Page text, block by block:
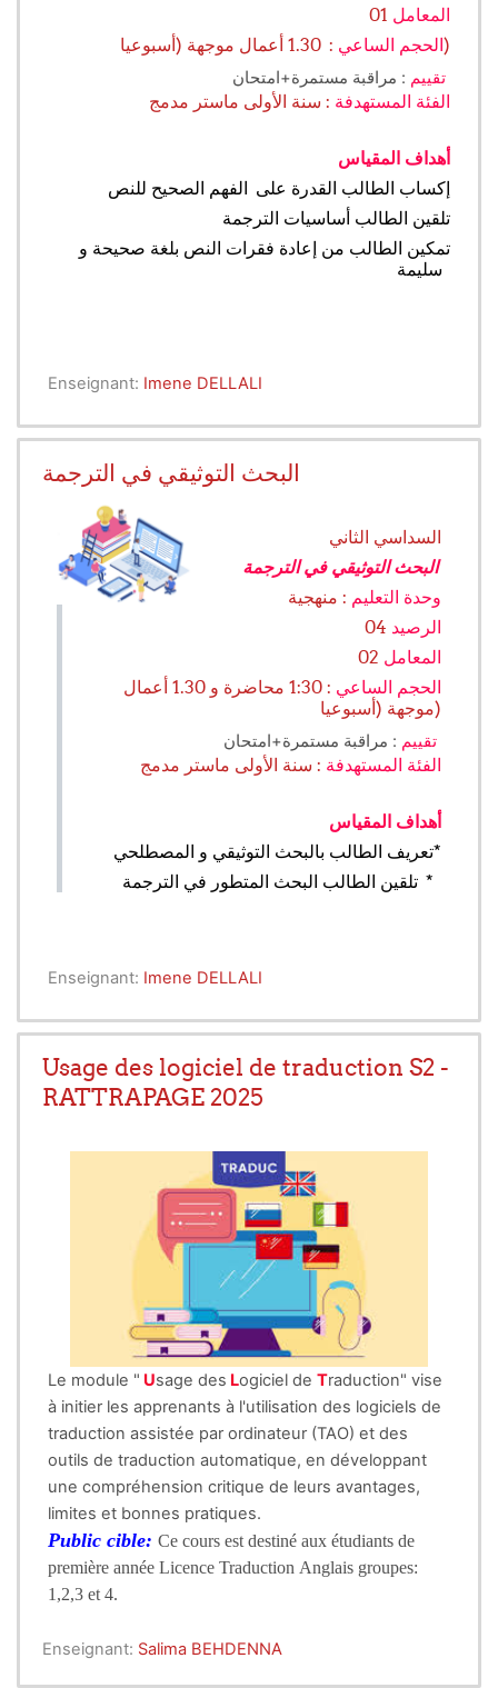
المعامل 01
الحجم الساعي: 1.30 أعمال موجهة (أسبوعيا)
تقييم
الفئة المستهدفة : سنة الأولى ماستر مدمج
أهداف المقياس
إكساب الطالب القدرة على الفهم الصحيح للنص
تلقين الطالب أساسيات الترجمة
تمكين الطالب من إعادة فقرات النص بلغة صحيحة و
Enseignant: Imene DELLALI
البحث التوثيقي في الترجمة
السداسي الثاني
البحث التوثيقي في الترجمة
وحدة التعليم : منهجية
الرصيد
المعامل 02
الحجم الساعي
: 1:30 محاضرة و 1.30 أعمال
موجهة (أسبوعيا)
تقييم
الفئة المستهدفة : سنة الأولى ماستر مدمج
أهداف المقياس
تعريف الطالب بالبحث التوثيقي و المصطلحي*
تلقين الطالب البحث المتطور في الترجمة *
Enseignant: Imene DELLALI
Usage des logiciel de traduction S2 -
RATTRAPAGE 2025
Le module " Usage des Logiciel de Traduction" vise
à initier les apprenants à l'utilisation des logiciels de
traduction assistée par ordinateur (TAO) et des
outils de traduction automatique, en développant
une compréhension critique de leurs avantages,
limites et bonnes pratiques.
Public cible: Ce cours est destiné aux étudiants de
première année Licence Traduction Anglais groupes:
1,2,3 et 4.
Enseignant: Salima BEHDENNA